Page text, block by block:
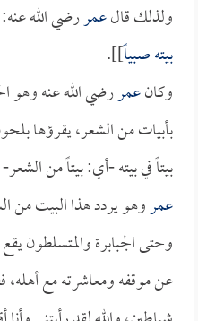
ولذلك قالعمررضي الله
بيته صبياً]].
وكانعمررضي الله عنه وهو
بأبيات من الشعر، يقرؤها
بيتاً في بيته -أي: بيتاً من
عمروهو يردد هذا البيت من
وحتى الجبابرة والمتسلطون
عن موقفه ومعاشرته مع أهله،